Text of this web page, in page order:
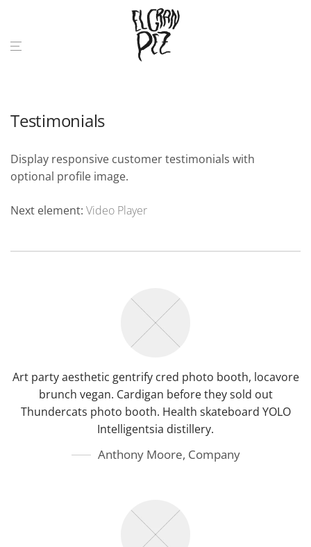
Testimonials
Display responsive customer testimonials with
optional profile image.
Next element: Video Player
Art party aesthetic gentrify cred photo booth, locavore
brunch vegan. Cardigan before they sold out
Thundercats photo booth. Health skateboard YOLO
Intelligentsia distillery.
Anthony Moore, Company